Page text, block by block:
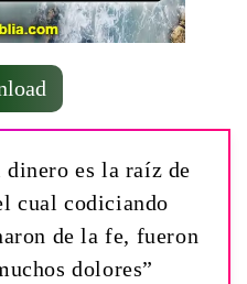
dinero es la raíz de
cual codiciando
de la fe, fueron
dolores”